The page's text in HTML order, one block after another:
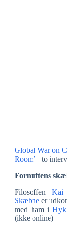
Global War on
Room’– to
Fornuftens
Filosoffen Kai
Skæbneer
med ham i
(ikke online)